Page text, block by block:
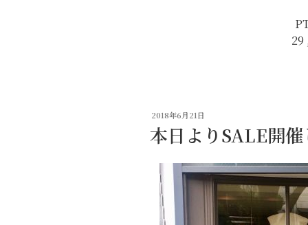
29
投
稿
日:
2018年6月21日
本日よりSALE開